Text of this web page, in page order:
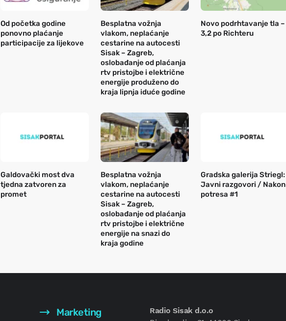
Od početka godine
ponovno plaćanje
participacije za lijekove
Besplatna vožnja
vlakom, neplaćanje
cestarine na autocesti
Sisak – Zagreb,
oslobađanje od plaćanja
rtv pristojbe i električne
energije produženo do
kraja lipnja iduće godine
Novo podrhtavanje tla –
3,2 po Richteru
Galdovački most dva
tjedna zatvoren za
promet
Besplatna vožnja
vlakom, neplaćanje
cestarine na autocesti
Sisak – Zagreb,
oslobađanje od plaćanja
rtv pristojbe i električne
energije na snazi do
kraja godine
Gradska galerija Striegl:
Javni razgovori / Nakon
potresa #1
Marketing
Radio Sisak d.o.o